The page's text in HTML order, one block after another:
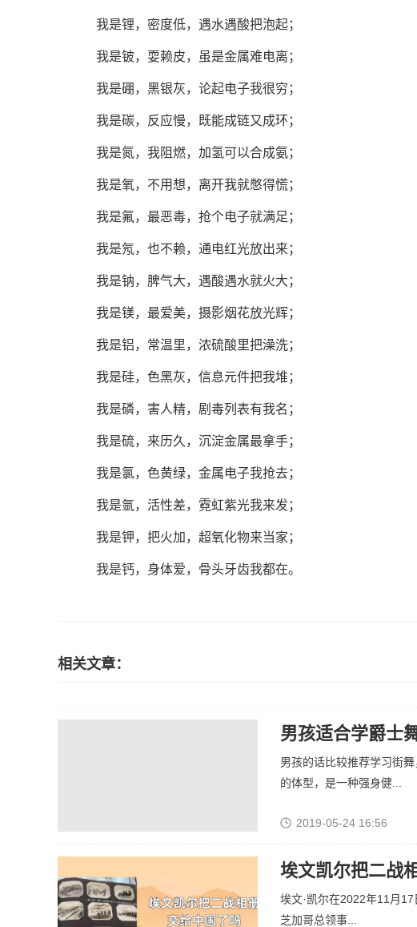
我是锂，密度低，遇水遇酸把泡起；
我是铍，耍赖皮，虽是金属难电离；
我是硼，黑银灰，论起电子我很穷；
我是碳，反应慢，既能成链又成环；
我是氮，我阻燃，加氢可以合成氨；
我是氧，不用想，离开我就憋得慌；
我是氟，最恶毒，抢个电子就满足；
我是氖，也不赖，通电红光放出来；
我是钠，脾气大，遇酸遇水就火大；
我是镁，最爱美，摄影烟花放光辉；
我是铝，常温里，浓硫酸里把澡洗；
我是硅，色黑灰，信息元件把我堆；
我是磷，害人精，剧毒列表有我名；
我是硫，来历久，沉淀金属最拿手；
我是氯，色黄绿，金属电子我抢去；
我是氩，活性差，霓虹紫光我来发；
我是钾，把火加，超氧化物来当家；
我是钙，身体爱，骨头牙齿我都在。
相关文章：
男孩适合学爵士
男孩的话比较推荐学习街
的体型，是一种强身健...
2019-05-24 16:56
埃文凯尔把二战
埃文·凯尔在2022年11月
芝加哥总领事...